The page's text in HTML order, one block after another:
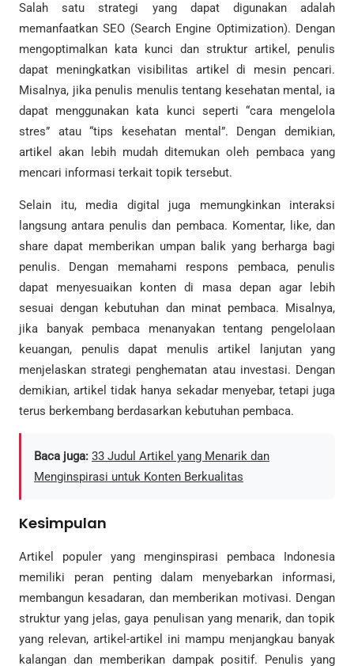
Salah satu strategi yang dapat digunakan adalah
memanfaatkan SEO (Search Engine Optimization). Dengan
mengoptimalkan kata kunci dan struktur artikel, penulis
dapat meningkatkan visibilitas artikel di mesin pencari.
Misalnya, jika penulis menulis tentang kesehatan mental, ia
dapat menggunakan kata kunci seperti “cara mengelola
stres” atau “tips kesehatan mental”. Dengan demikian,
artikel akan lebih mudah ditemukan oleh pembaca yang
mencari informasi terkait topik tersebut.
Selain itu, media digital juga memungkinkan interaksi
langsung antara penulis dan pembaca. Komentar, like, dan
share dapat memberikan umpan balik yang berharga bagi
penulis. Dengan memahami respons pembaca, penulis
dapat menyesuaikan konten di masa depan agar lebih
sesuai dengan kebutuhan dan minat pembaca. Misalnya,
jika banyak pembaca menanyakan tentang pengelolaan
keuangan, penulis dapat menulis artikel lanjutan yang
menjelaskan strategi penghematan atau investasi. Dengan
demikian, artikel tidak hanya sekadar menyebar, tetapi juga
terus berkembang berdasarkan kebutuhan pembaca.
Baca juga: 33 Judul Artikel yang Menarik dan
Menginspirasi untuk Konten Berkualitas
Kesimpulan
Artikel populer yang menginspirasi pembaca Indonesia
memiliki peran penting dalam menyebarkan informasi,
membangun kesadaran, dan memberikan motivasi. Dengan
struktur yang jelas, gaya penulisan yang menarik, dan topik
yang relevan, artikel-artikel ini mampu menjangkau banyak
kalangan dan memberikan dampak positif. Penulis yang